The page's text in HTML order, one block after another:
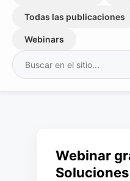
Todas las publicaciones
Webinars
Buscar:
Webinar